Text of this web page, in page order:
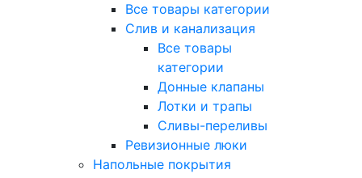
Все товары категории
Слив и канализация
Все товары
категории
Донные клапаны
Лотки и трапы
Сливы-переливы
Ревизионные люки
Напольные покрытия